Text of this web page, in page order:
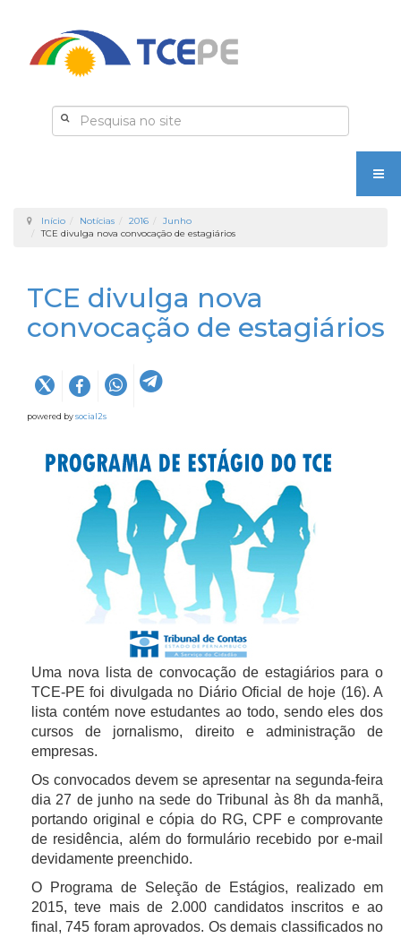
Início Notícias 2016
Junho
TCE divulga nova convocação de estagiários
TCE divulga nova
convocação de estagiários
powered bysocial2s
Uma nova lista de convocação de estagiários para o
TCE-PE foi divulgada no Diário Oficial de hoje (16). A
lista contém nove estudantes ao todo, sendo eles dos
cursos de jornalismo, direito e administração de
empresas.
Os convocados devem se apresentar na segunda-feira
dia 27 de junho na sede do Tribunal às 8h da manhã,
portando original e cópia do RG, CPF e comprovante
de residência, além do formulário recebido por e-mail
devidamente preenchido.
O Programa de Seleção de Estágios, realizado em
2015, teve mais de 2.000 candidatos inscritos e ao
final, 745 foram aprovados. Os demais classificados no